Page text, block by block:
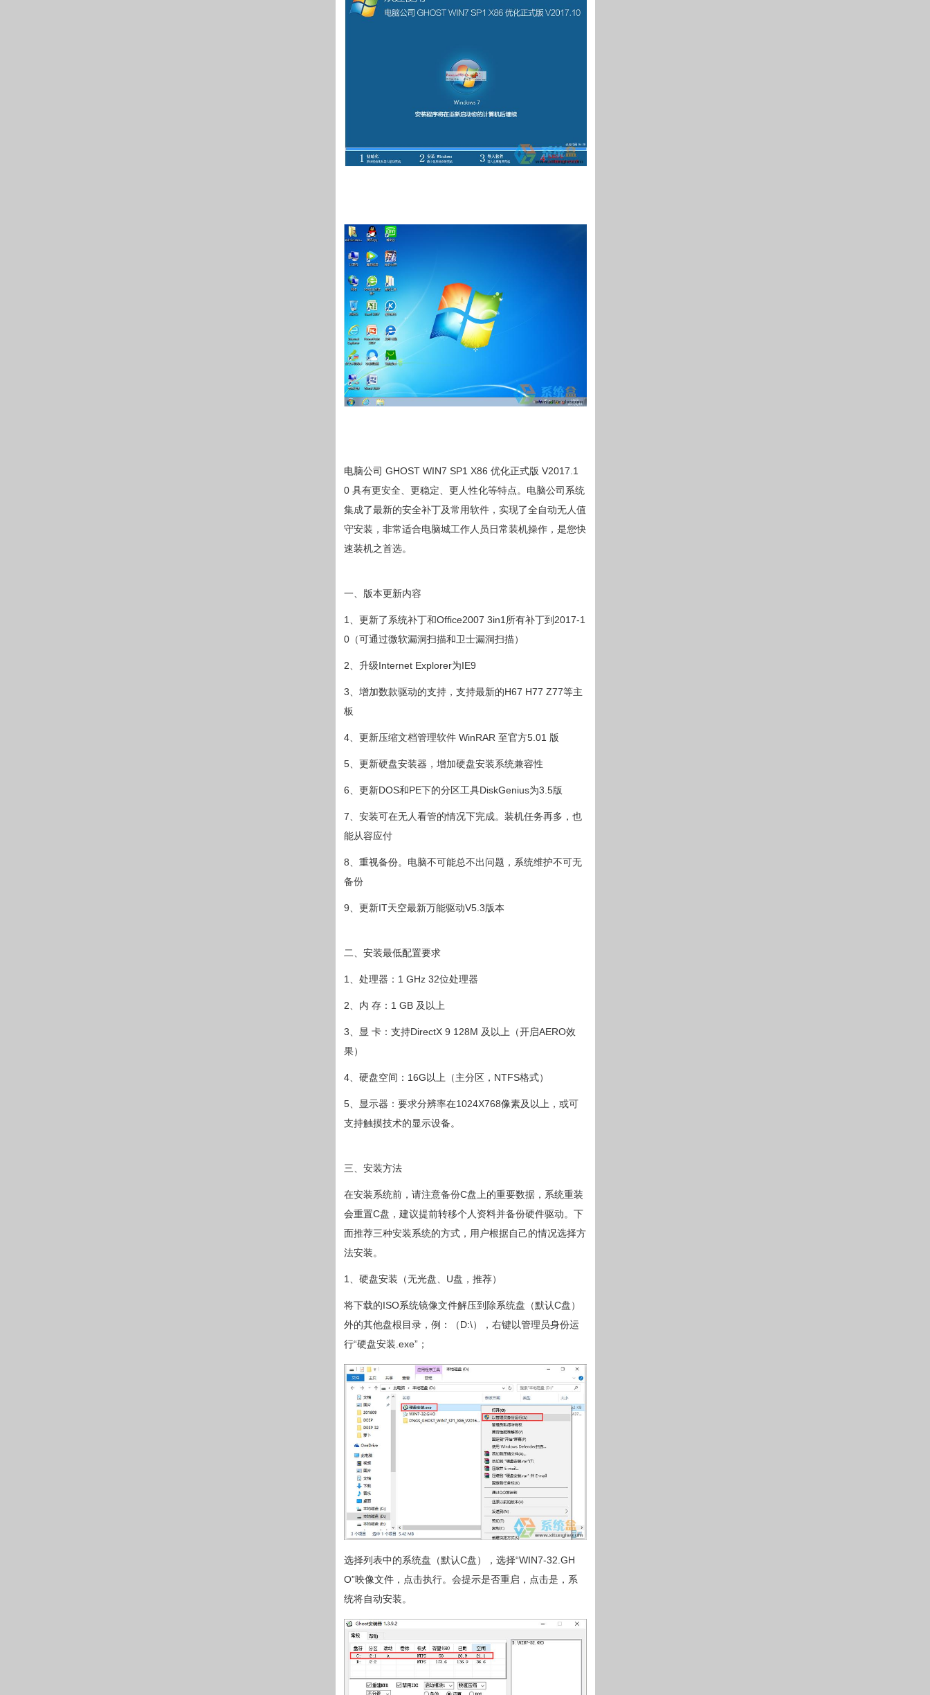
电脑公司 GHOST WIN7 SP1 X86 优化正式版 V2017.1
0 具有更安全、更稳定、更人性化等特点。电脑公司系统
集成了最新的安全补丁及常用软件，实现了全自动无人值
守安装，非常适合电脑城工作人员日常装机操作，是您快
速装机之首选。
一、版本更新内容
1、更新了系统补丁和Office2007 3in1所有补丁到2017-1
0（可通过微软漏洞扫描和卫士漏洞扫描）
2、升级Internet Explorer为IE9
3、增加数款驱动的支持，支持最新的H67 H77 Z77等主
板
4、更新压缩文档管理软件 WinRAR 至官方5.01 版
5、更新硬盘安装器，增加硬盘安装系统兼容性
6、更新DOS和PE下的分区工具DiskGenius为3.5版
7、安装可在无人看管的情况下完成。装机任务再多，也
能从容应付
8、重视备份。电脑不可能总不出问题，系统维护不可无
备份
9、更新IT天空最新万能驱动V5.3版本
二、安装最低配置要求
1、处理器：1 GHz 32位处理器
2、内 存：1 GB 及以上
3、显 卡：支持DirectX 9 128M 及以上（开启AERO效
果）
4、硬盘空间：16G以上（主分区，NTFS格式）
5、显示器：要求分辨率在1024X768像素及以上，或可
支持触摸技术的显示设备。
三、安装方法
在安装系统前，请注意备份C盘上的重要数据，系统重装
会重置C盘，建议提前转移个人资料并备份硬件驱动。下
面推荐三种安装系统的方式，用户根据自己的情况选择方
法安装。
1、硬盘安装（无光盘、U盘，推荐）
将下载的ISO系统镜像文件解压到除系统盘（默认C盘）
外的其他盘根目录，例：（D:\），右键以管理员身份运
行“硬盘安装.exe”；
选择列表中的系统盘（默认C盘），选择“WIN7-32.GH
O”映像文件，点击执行。会提示是否重启，点击是，系
统将自动安装。